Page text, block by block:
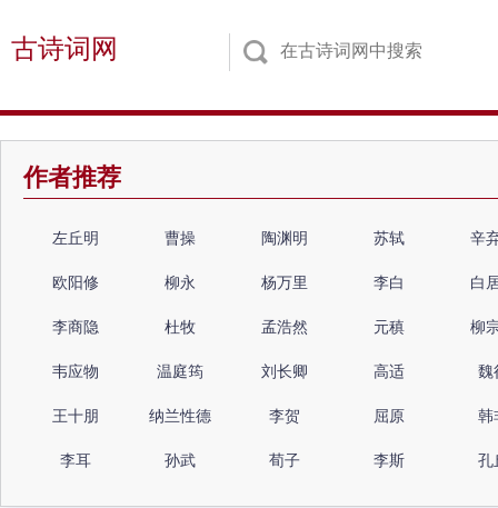
古诗词网
作者推荐
左丘明 曹操 陶渊明 苏轼 辛
欧阳修 柳永 杨万里 李白 白
李商隐 杜牧 孟浩然 元稹 柳
韦应物 温庭筠 刘长卿 高适 魏
王十朋 纳兰性德 李贺 屈原 韩
李耳 孙武 荀子 李斯 孔